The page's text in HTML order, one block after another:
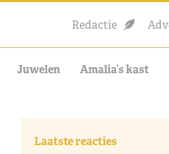
Redactie
Juwelen Amalia’s kast
Laatste reacties